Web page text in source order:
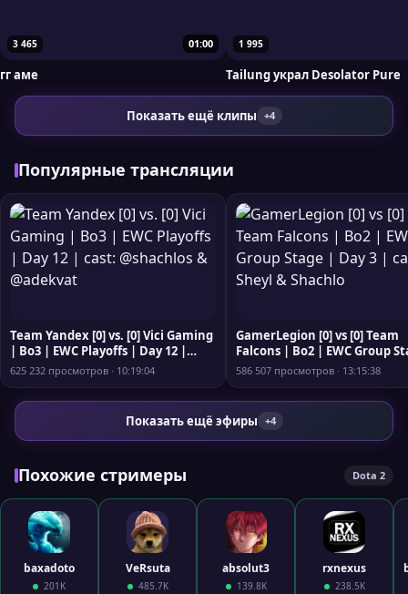
01:00
3 465
гг аме
1 995
Tailung украл Desolator Pure
Показать ещё клипы +4
Популярные трансляции
Team Yandex [0] vs. [0] Vici Gaming
| Bo3 | EWC Playoffs | Day 12 |
cast: @shachlos & @adekvat
625 232 просмотров · 10:19:04
GamerLegion [0] vs [0] Team
Falcons | Bo2 | EWC Group
Day 3 | cast: Sheyl & Shachlo
586 507 просмотров · 13:15:38
Показать ещё эфиры +4
Похожие стримеры Dota 2
baxadoto
201K
VeRsuta
485.7K
absolut3
139.8K
rxnexus
238.5K